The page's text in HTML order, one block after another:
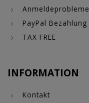
Anmeldeprobleme
PayPal Bezahlung
TAX FREE
INFORMATION
Kontakt